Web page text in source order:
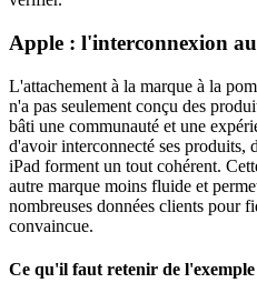
Apple : l'interconnexion au
L'attachement à la marque à la
n'a pas seulement conçu des
bâti une communauté et une
d'avoir interconnecté ses produits,
iPad forment un tout cohérent.
autre marque moins fluide et
nombreuses données clients pour
convaincue.
Ce qu'il faut retenir de